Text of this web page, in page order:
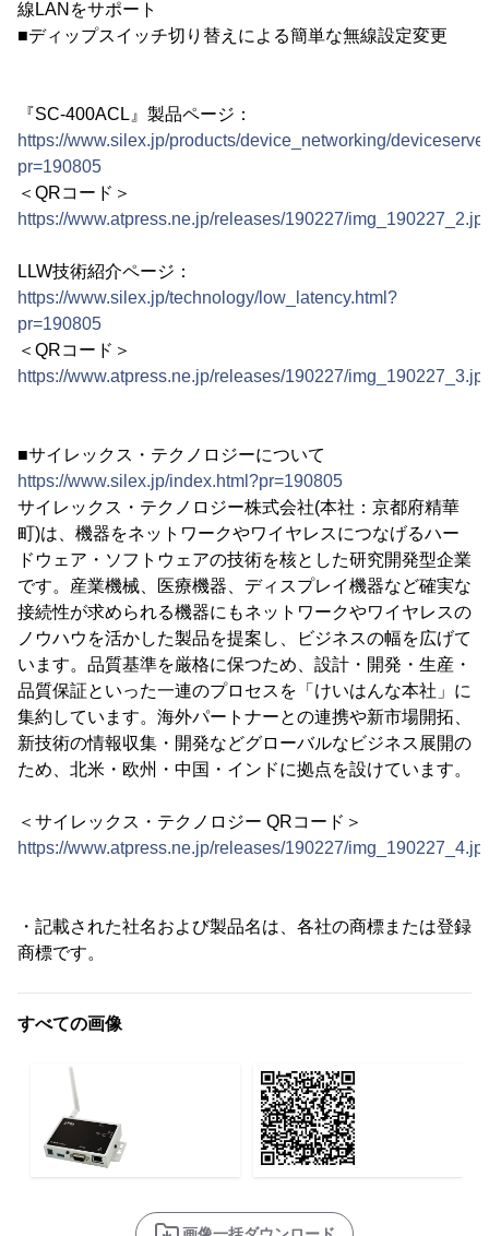
線LANをサポート
■ディップスイッチ切り替えによる簡単な無線設定変更
『SC-400ACL』製品ページ：
https://www.silex.jp/products/device_networking/
pr=190805
＜QRコード＞
https://www.atpress.ne.jp/releases/190227/
LLW技術紹介ページ：
https://www.silex.jp/technology/low_latency.html?
pr=190805
＜QRコード＞
https://www.atpress.ne.jp/releases/190227/
■サイレックス・テクノロジーについて
https://www.silex.jp/index.html?pr=190805
サイレックス・テクノロジー株式会社(本社：京都府精華
町)は、機器をネットワークやワイヤレスにつなげるハー
ドウェア・ソフトウェアの技術を核とした研究開発型企業
です。産業機械、医療機器、ディスプレイ機器など確実な
接続性が求められる機器にもネットワークやワイヤレスの
ノウハウを活かした製品を提案し、ビジネスの幅を広げて
います。品質基準を厳格に保つため、設計・開発・生産・
品質保証といった一連のプロセスを「けいはんな本社」に
集約しています。海外パートナーとの連携や新市場開拓、
新技術の情報収集・開発などグローバルなビジネス展開の
ため、北米・欧州・中国・インドに拠点を設けています。
＜サイレックス・テクノロジー QRコード＞
https://www.atpress.ne.jp/releases/190227/
・記載された社名および製品名は、各社の商標または登録
商標です。
すべての画像